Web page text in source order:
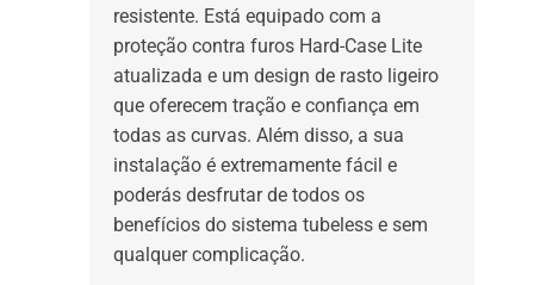
resistente. Está equipado com a
proteção contra furos Hard-Case Lite
atualizada e um design de rasto ligeiro
que oferecem tração e confiança em
todas as curvas. Além disso, a sua
instalação é extremamente fácil e
poderás desfrutar de todos os
benefícios do sistema tubeless e sem
qualquer complicação.